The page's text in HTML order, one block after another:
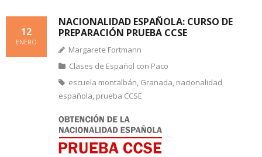
NACIONALIDAD ESPAÑOLA: CURSO DE
PREPARACIÓN PRUEBA CCSE
12
ENERO
Margarete Fortmann
Clases de Español con Paco
escuela montalbán, Granada, nacionalidad
española, prueba CCSE